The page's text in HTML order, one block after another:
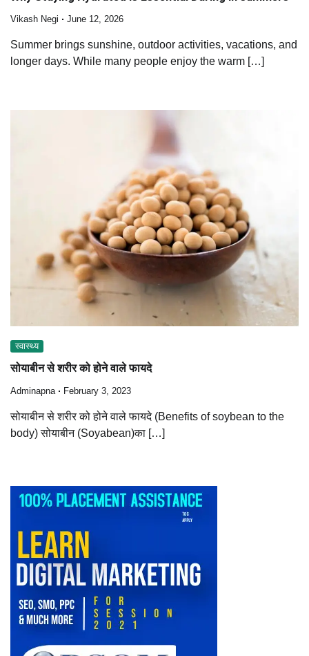
Vikash Negi June 12, 2026
Summer brings sunshine, outdoor activities, vacations, and
longer days. While many people enjoy the warm […]
स्वास्थ्य
सोयाबीन से शरीर को होने वाले फायदे
Adminapna February 3, 2023
सोयाबीन से शरीर को होने वाले फायदे (Benefits of soybean to the
body) सोयाबीन (Soyabean)का […]